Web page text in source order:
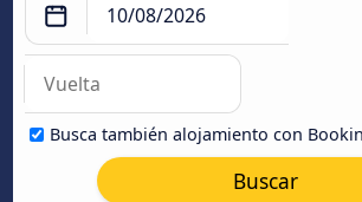
Busca también alojamiento con
Buscar